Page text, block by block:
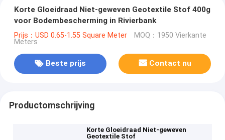
Korte Gloeidraad Niet-geweven Geotextile Stof 400g
voor Bodembescherming in Rivierbank
Prijs：USD 0.65-1.55 Square Meter MOQ：1950 Vierkante
Meters
Beste prijs Contact nu
Productomschrijving
Korte Gloeidraad Niet-geweven
Geotextile Stof